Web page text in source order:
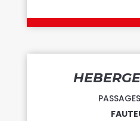
PASSAGES